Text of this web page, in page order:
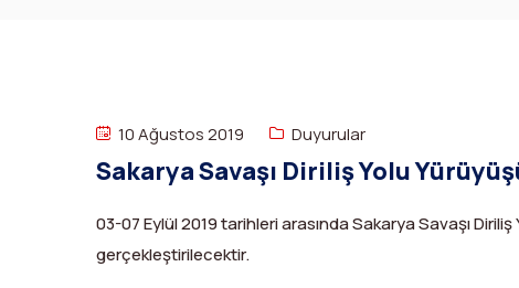
10 Ağustos 2019 Duyurular
Sakarya Savaşı Diriliş Yolu
03-07 Eylül 2019 tarihleri arasında Sakarya Savaşı
gerçekleştirilecektir.